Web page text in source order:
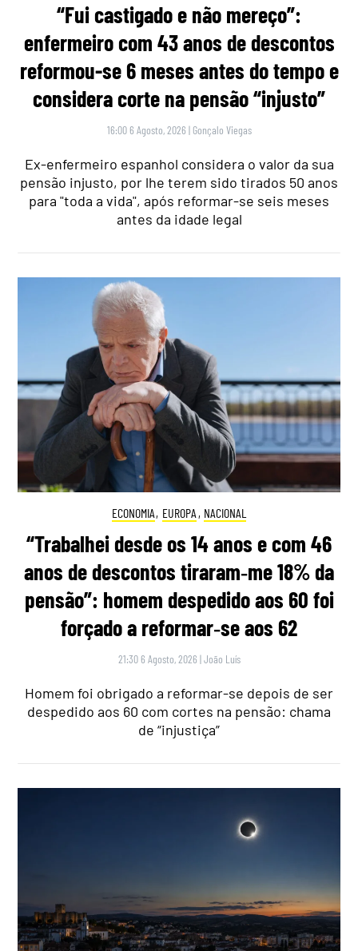
“Fui castigado e não mereço”:
enfermeiro com 43 anos de descontos
reformou-se 6 meses antes do tempo e
considera corte na pensão “injusto”
16:00 6 Agosto, 2026 | Gonçalo Viegas
Ex-enfermeiro espanhol considera o valor da sua
pensão injusto, por lhe terem sido tirados 50 anos
para "toda a vida", após reformar-se seis meses
antes da idade legal
ECONOMIA, EUROPA , NACIONAL
“Trabalhei desde os 14 anos e com 46
anos de descontos tiraram‑me 18% da
pensão”: homem despedido aos 60 foi
forçado a reformar‑se aos 62
21:30 6 Agosto, 2026 |João Luís
Homem foi obrigado a reformar-se depois de ser
despedido aos 60 com cortes na pensão: chama
de “injustiça”